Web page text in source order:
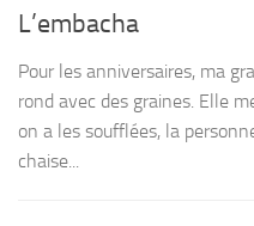
L’embacha
Pour les anniversaires, ma
rond avec des graines. Elle
on a les soufflées, la
chaise...